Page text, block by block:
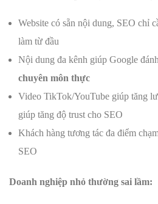
Website có sẵn nội dung, SEO chỉ
làm từ đầu
Nội dung đa kênh giúp Google
chuyên môn thực
Video TikTok/YouTube giúp tăng
giúp tăng độ trust cho SEO
Khách hàng tương tác đa điểm
SEO
Doanh nghiệp nhỏ thường sai lầm: